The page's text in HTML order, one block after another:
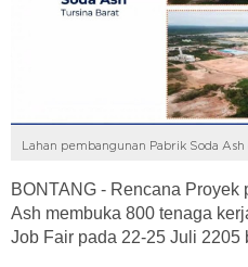
Lahan pembangunan Pabrik Soda
BONTANG - Rencana
Ash membuka 800 tenaga
Job Fair pada 22-25 Juli 2205